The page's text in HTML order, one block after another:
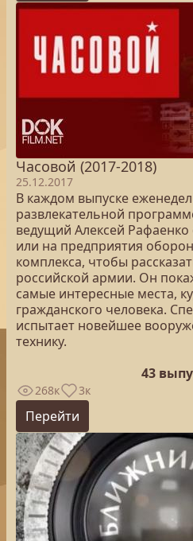
Часовой (2017-2018)
25.12.2017
В каждом выпуске
развлекательной
ведущий Алексей Рафаенко
или на предприятия
комплекса, чтобы
российской армии. Он
самые интересные места,
гражданского человека.
испытает новейшее
технику.
43
268к 3к
Перейти